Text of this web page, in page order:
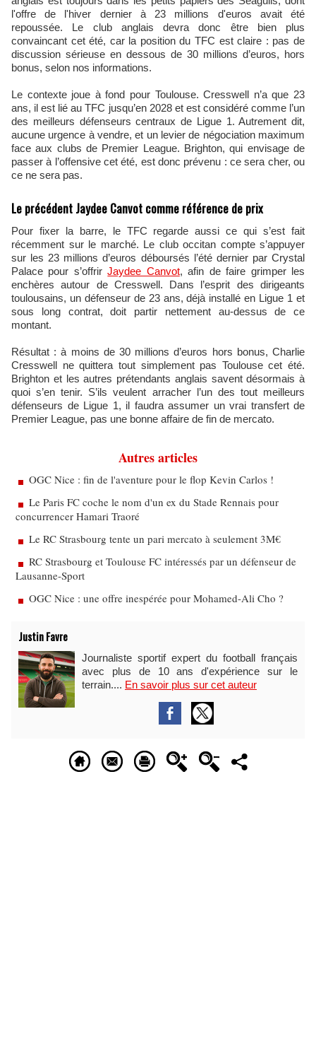
l'offre de l'hiver dernier à 23 millions d'euros avait été
repoussée. Le club anglais devra donc être bien plus
convaincant cet été, car la position du TFC est claire : pas de
discussion sérieuse en dessous de 30 millions d’euros, hors
bonus, selon nos informations.
Le contexte joue à fond pour Toulouse. Cresswell n’a que 23
ans, il est lié au TFC jusqu’en 2028 et est considéré comme l’un
des meilleurs défenseurs centraux de Ligue 1. Autrement dit,
aucune urgence à vendre, et un levier de négociation maximum
face aux clubs de Premier League. Brighton, qui envisage de
passer à l’offensive cet été, est donc prévenu : ce sera cher, ou
ce ne sera pas.
Le précédent Jaydee Canvot comme référence de prix
Pour fixer la barre, le TFC regarde aussi ce qui s’est fait
récemment sur le marché. Le club occitan compte s’appuyer
sur les 23 millions d’euros déboursés l’été dernier par Crystal
Palace pour s’offrirJaydee Canvot, afin de faire grimper les
enchères autour de Cresswell. Dans l’esprit des dirigeants
toulousains, un défenseur de 23 ans, déjà installé en Ligue 1 et
sous long contrat, doit partir nettement au-dessus de ce
montant.
Résultat : à moins de 30 millions d’euros hors bonus, Charlie
Cresswell ne quittera tout simplement pas Toulouse cet été.
Brighton et les autres prétendants anglais savent désormais à
quoi s’en tenir. S’ils veulent arracher l’un des tout meilleurs
défenseurs de Ligue 1, il faudra assumer un vrai transfert de
Premier League, pas une bonne affaire de fin de mercato.
Autres articles
OGC Nice : fin de l'aventure pour le flop Kevin Carlos !
Le Paris FC coche le nom d'un ex du Stade Rennais pour
concurrencer Hamari Traoré
Le RC Strasbourg tente un pari mercato à seulement 3M€
RC Strasbourg et Toulouse FC intéressés par un défenseur de
Lausanne-Sport
OGC Nice : une offre inespérée pour Mohamed-Ali Cho ?
Justin Favre
Journaliste sportif expert du football français
avec plus de 10 ans d'expérience sur le
terrain.... En savoir plus sur cet auteur